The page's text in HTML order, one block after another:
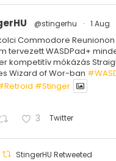
@stingerhu · 1 Aug
Commodore Reunionon
tervezett WASDPad+
kompetitív mókázás
Wizard of Wor-ban
#Stinger
3 Twitter
StingerHU Retweeted